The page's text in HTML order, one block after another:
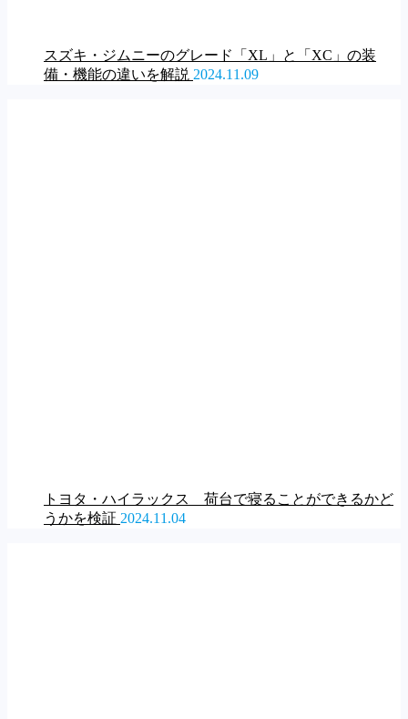
スズキ・ジムニーのグレード「XL」と「XC」の装
備・機能の違いを解説 2024.11.09
トヨタ・ハイラックス 荷台で寝ることができるかど
うかを検証 2024.11.04